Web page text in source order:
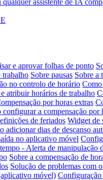
e aprovar folhas de ponto
trabalho Sobre pausas Sobre a
no controlo de horário Como
atribuir horários de trabalho
por horas extras
configurar a compensação por
de feriados Widget de
adicionar dias de descanso
no aplicativo móvel
- Alerta de manipulação
Sobre a compensação de
Solução de problemas com
móvel)